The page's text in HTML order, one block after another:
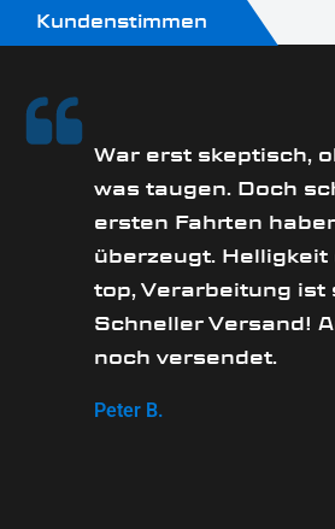
Kundenstimmen
War erst skeptisch,
was taugen. Doch
ersten Fahrten
überzeugt.
top, Verarbeitung ist
Schneller Versand!
noch versendet.
Peter B.